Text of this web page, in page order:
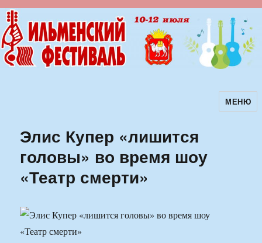
Ильменский фестиваль авторскойМЕНЮ
Элис Купер «лишится
головы» во время шоу
«Театр смерти»